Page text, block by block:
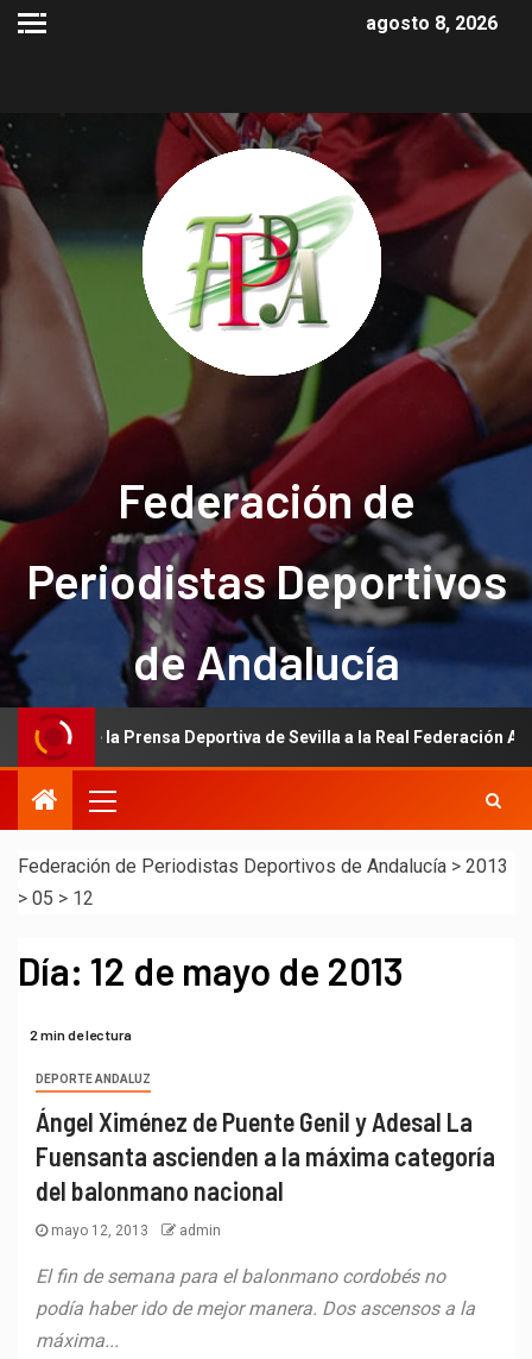
agosto 8, 2026
Federación de
Periodistas Deportivos
de Andalucía
de la Prensa Deportiva de Sevilla a la Real Federación
Federación de Periodistas Deportivos de Andalucía > 2013
> 05 > 12
Día: 12 de mayo de 2013
2 min de lectura
DEPORTE ANDALUZ
Ángel Ximénez de Puente Genil y Adesal La
Fuensanta ascienden a la máxima categoría
del balonmano nacional
mayo 12, 2013 admin
El fin de semana para el balonmano cordobés no
podía haber ido de mejor manera. Dos ascensos a la
máxima...